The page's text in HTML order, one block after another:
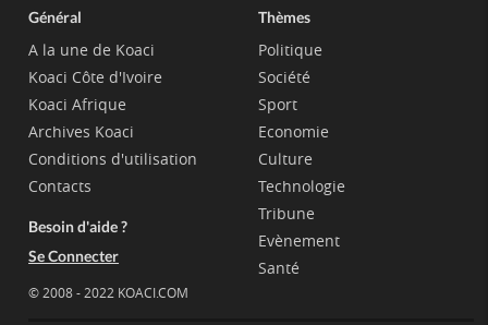
Général
A la une de Koaci
Koaci Côte d'Ivoire
Koaci Afrique
Archives Koaci
Conditions d'utilisation
Contacts
Besoin d'aide ?
Se Connecter
© 2008 - 2022 KOACI.COM
Thèmes
Politique
Société
Sport
Economie
Culture
Technologie
Tribune
Evènement
Santé